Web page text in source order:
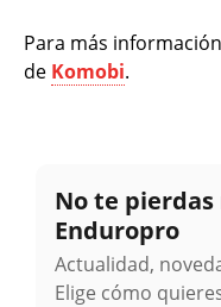
Para más
de Komobi.
No te
Enduropro
Actualidad,
Elige cómo